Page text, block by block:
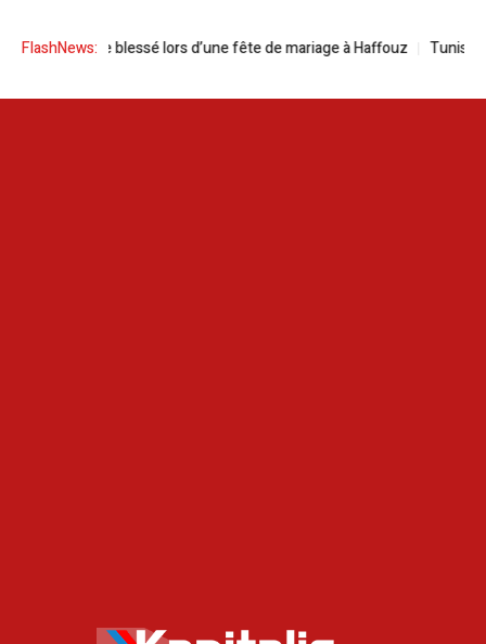
FlashNews:
artiste blessé lors d’une fête de mariage à Haffouz Tunisie |